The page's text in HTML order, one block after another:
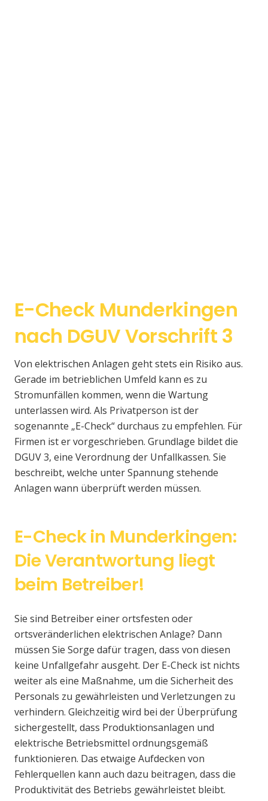
E-Check Munderkingen
nach DGUV Vorschrift 3
Von elektrischen Anlagen geht stets ein Risiko aus.
Gerade im betrieblichen Umfeld kann es zu
Stromunfällen kommen, wenn die Wartung
unterlassen wird. Als Privatperson ist der
sogenannte „E-Check“ durchaus zu empfehlen. Für
Firmen ist er vorgeschrieben. Grundlage bildet die
DGUV 3, eine Verordnung der Unfallkassen. Sie
beschreibt, welche unter Spannung stehende
Anlagen wann überprüft werden müssen.
E-Check in Munderkingen:
Die Verantwortung liegt
beim Betreiber!
Sie sind Betreiber einer ortsfesten oder
ortsveränderlichen elektrischen Anlage? Dann
müssen Sie Sorge dafür tragen, dass von diesen
keine Unfallgefahr ausgeht. Der E-Check ist nichts
weiter als eine Maßnahme, um die Sicherheit des
Personals zu gewährleisten und Verletzungen zu
verhindern. Gleichzeitig wird bei der Überprüfung
sichergestellt, dass Produktionsanlagen und
elektrische Betriebsmittel ordnungsgemäß
funktionieren. Das etwaige Aufdecken von
Fehlerquellen kann auch dazu beitragen, dass die
Produktivität des Betriebs gewährleistet bleibt.